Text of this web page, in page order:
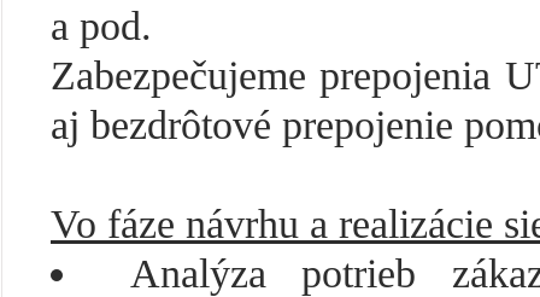
a pod.
Zabezpečujeme prepojenia
aj bezdrôtové prepojenie
Vo fáze návrhu a realizácie
Analýza potrieb